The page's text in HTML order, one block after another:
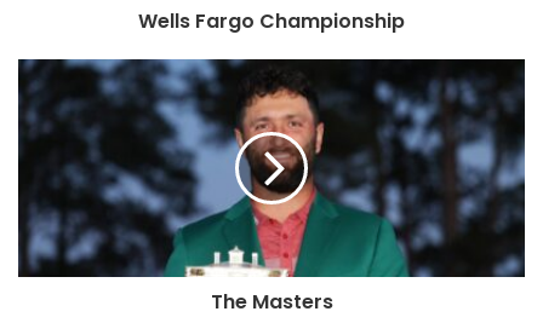
Wells Fargo Championship
The Masters